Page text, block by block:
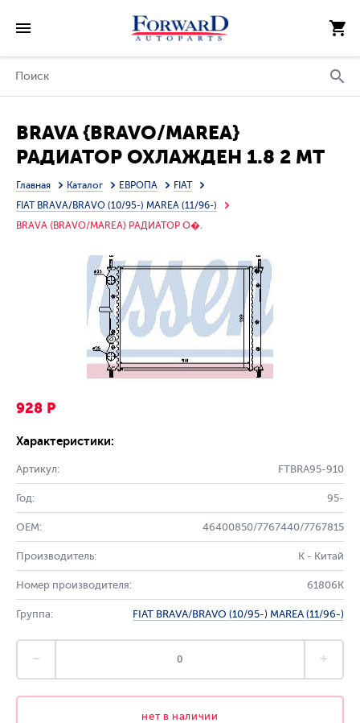
BRAVA {BRAVO/MAREA}
РАДИАТОР ОХЛАЖДЕН 1.8 2 MT
(см.каталог)
Главная Каталог ЕВРОПА
FIAT
FIAT BRAVA/BRAVO (10/95-) MAREA (11/96-)
BRAVA {BRAVO/MAREA} РАДИАТОР О�.
928 Р
Характеристики:
Артикул: FTBRA95-910
Год: 95-
OEM: 46400850/7767440/7767815
Производитель: K - Китай
Номер производителя: 61806K
Группа: FIAT BRAVA/BRAVO (10/95-) MAREA (11/96-)
нет в наличии